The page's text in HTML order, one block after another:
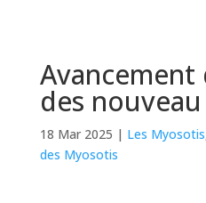
des
18 Mar 2025 | Les Myosotis
des Myosotis